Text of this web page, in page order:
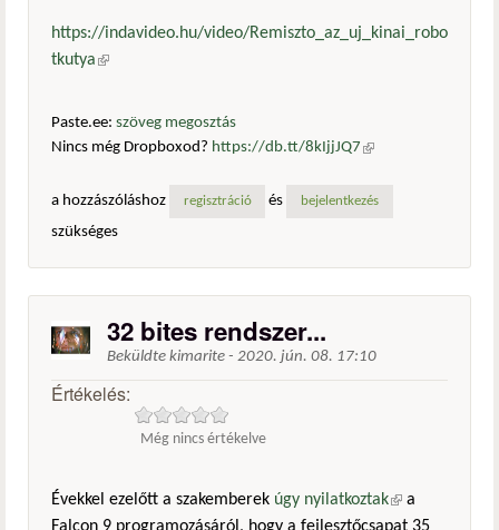
https://indavideo.hu/video/Remiszto_az_uj_kinai_robo
tkutya(külső hivatkozás)
Paste.ee: szöveg megosztás
Nincs még Dropboxod? https://db.tt/8kIjjJQ7 (külső
a hozzászóláshoz
regisztráció és bejelentkezés
szükséges
32 bites rendszer...
Beküldte kimarite - 2020. jún. 08. 17:10
Értékelés:
Még nincs értékelve
Évekkel ezelőtt a szakemberek úgy nyilatkoztak(külső
a